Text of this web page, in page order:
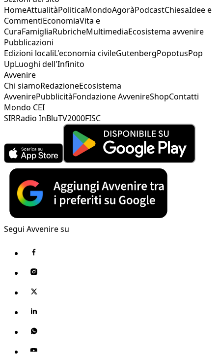
HomeAttualitàPoliticaMondoAgoràPodcastChiesaIdee e
CommentiEconomiaVita e
CuraFamigliaRubricheMultimediaEcosistema avvenire
Pubblicazioni
Edizioni localiL'economia civileGutenbergPopotusPop
UpLuoghi dell'Infinito
Avvenire
Chi siamoRedazioneEcosistema
AvvenirePubblicitàFondazione AvvenireShopContatti
Mondo CEI
SIRRadio InBluTV2000FISC
Segui Avvenire su